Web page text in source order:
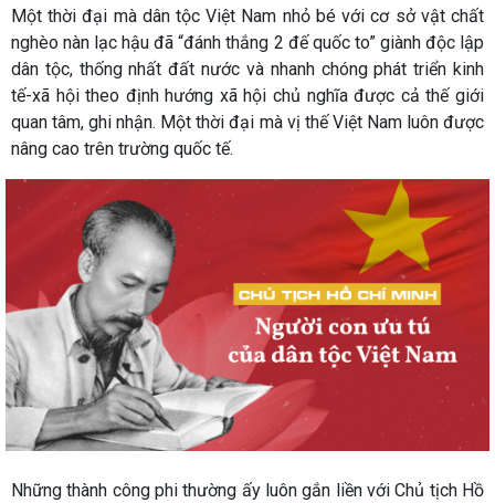
Một thời đại mà dân tộc Việt Nam nhỏ bé với cơ sở vật chất
nghèo nàn lạc hậu đã “đánh thắng 2 đế quốc to” giành độc lập
dân tộc, thống nhất đất nước và nhanh chóng phát triển kinh
tế-xã hội theo định hướng xã hội chủ nghĩa được cả thế giới
quan tâm, ghi nhận. Một thời đại mà vị thế Việt Nam luôn được
nâng cao trên trường quốc tế.
Những thành công phi thường ấy luôn gắn liền với Chủ tịch Hồ